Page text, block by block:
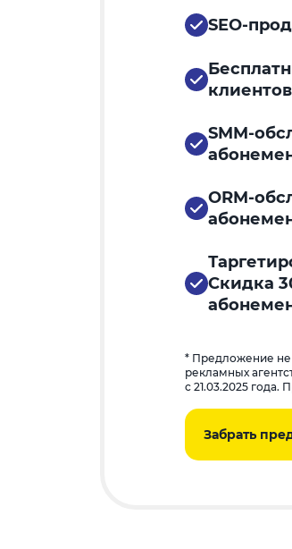
SEO-
клиентов
SMM-
ORM-
Скидка
* Предложение не
рекламных
с 21.03.2025
Забрать